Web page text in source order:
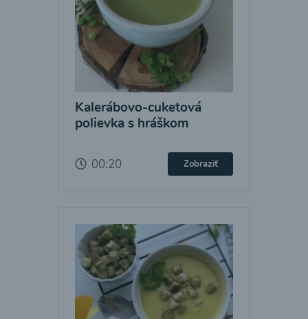
Kalerábovo-cuketová
polievka s hráškom
00:20 Zobraziť